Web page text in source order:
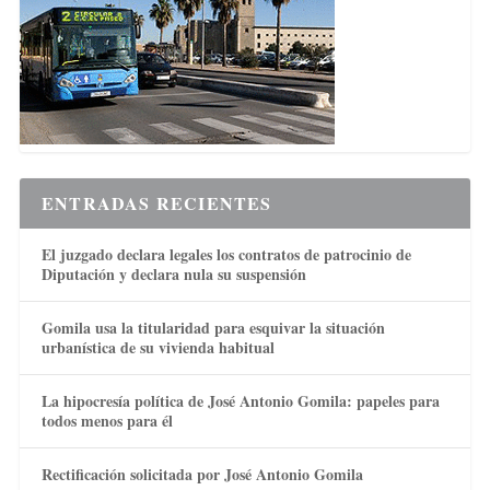
ENTRADAS RECIENTES
El juzgado declara legales los contratos de patrocinio de
Diputación y declara nula su suspensión
Gomila usa la titularidad para esquivar la situación
urbanística de su vivienda habitual
La hipocresía política de José Antonio Gomila: papeles para
todos menos para él
Rectificación solicitada por José Antonio Gomila